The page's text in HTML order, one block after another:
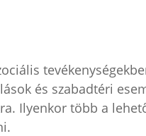
és szabadtéri
Ilyenkor több a